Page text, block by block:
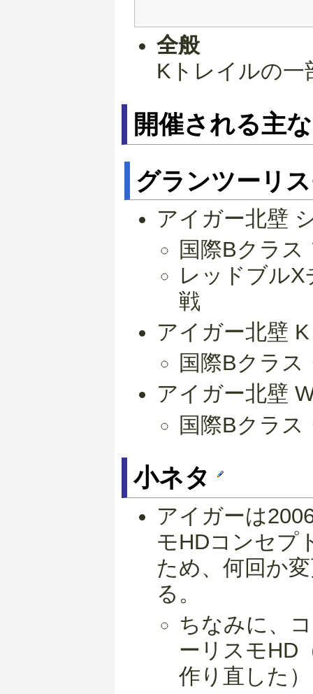
全般
Kトレイルの一
開催される主
グランツーリ
アイガー北壁
国際Bクラ
レッドブル
戦
アイガー北壁
国際Bクラ
アイガー北壁
国際Bクラ
小ネタ
アイガーは
モHDコンセプ
ため、何回か
る。
ちなみに、
ーリスモHD
作り直した